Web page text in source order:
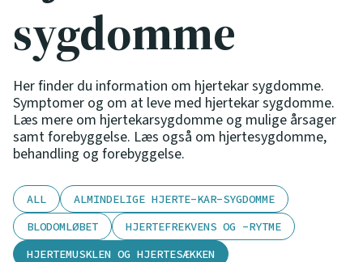
sygdomme
Her finder du information om hjertekar sygdomme.
Symptomer og om at leve med hjertekar sygdomme.
Læs mere om hjertekarsygdomme og mulige årsager
samt forebyggelse. Læs også om hjertesygdomme,
behandling og forebyggelse.
ALL
ALMINDELIGE HJERTE-KAR-SYGDOMME
BLODOMLØBET
HJERTEFREKVENS OG -RYTME
HJERTEMUSKLEN OG HJERTESÆKKEN